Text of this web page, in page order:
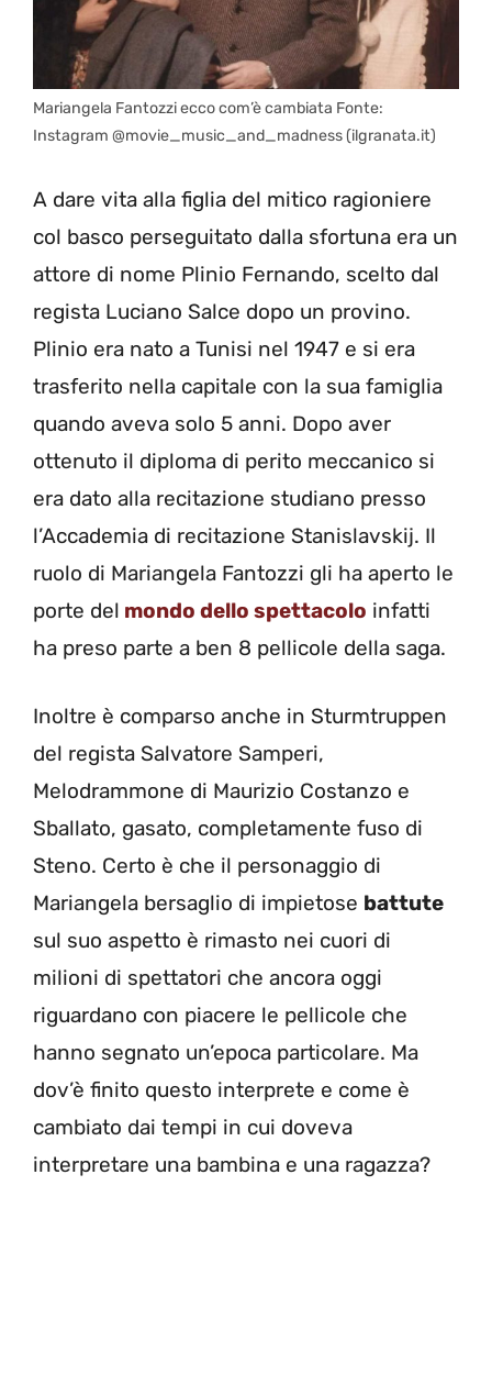
Mariangela Fantozzi ecco com’è cambiata Fonte:
Instagram @movie_music_and_madness (ilgranata.it)
A dare vita alla figlia del mitico ragioniere
col basco perseguitato dalla sfortuna era un
attore di nome Plinio Fernando, scelto dal
regista Luciano Salce dopo un provino.
Plinio era nato a Tunisi nel 1947 e si era
trasferito nella capitale con la sua famiglia
quando aveva solo 5 anni. Dopo aver
ottenuto il diploma di perito meccanico si
era dato alla recitazione studiano presso
l’Accademia di recitazione Stanislavskij. Il
ruolo di Mariangela Fantozzi gli ha aperto le
porte del mondo dello spettacolo infatti
ha preso parte a ben 8 pellicole della saga.
Inoltre è comparso anche in Sturmtruppen
del regista Salvatore Samperi,
Melodrammone di Maurizio Costanzo e
Sballato, gasato, completamente fuso di
Steno. Certo è che il personaggio di
Mariangela bersaglio di impietose battute
sul suo aspetto è rimasto nei cuori di
milioni di spettatori che ancora oggi
riguardano con piacere le pellicole che
hanno segnato un’epoca particolare. Ma
dov’è finito questo interprete e come è
cambiato dai tempi in cui doveva
interpretare una bambina e una ragazza?